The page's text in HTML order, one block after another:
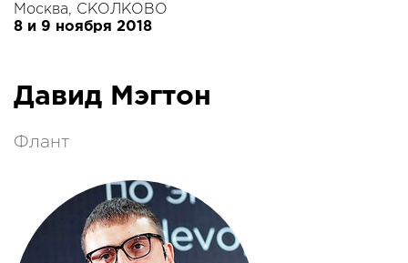
Москва, СКОЛКОВО
8 и 9 ноября 2018
Давид Мэгтон
Флант